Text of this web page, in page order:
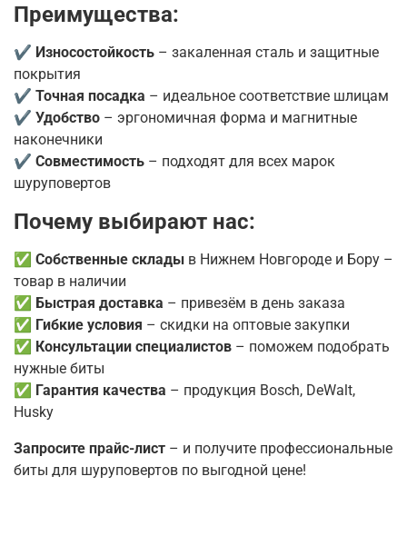
Преимущества:
✔ Износостойкость – закаленная сталь и защитные
покрытия
✔ Точная посадка – идеальное соответствие шлицам
✔ Удобство – эргономичная форма и магнитные
наконечники
✔ Совместимость – подходят для всех марок
шуруповертов
Почему выбирают нас:
✅ Собственные склады в Нижнем Новгороде и Бору –
товар в наличии
✅ Быстрая доставка – привезём в день заказа
✅ Гибкие условия – скидки на оптовые закупки
✅ Консультации специалистов – поможем подобрать
нужные биты
✅ Гарантия качества – продукция Bosch, DeWalt,
Husky
Запросите прайс-лист – и получите профессиональные
биты для шуруповертов по выгодной цене!